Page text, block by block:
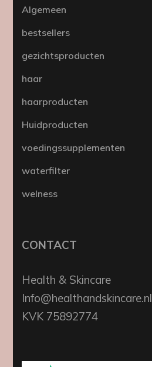
Algemeen
bestsellers
gezichtsproducten
haar
haarproducten
Huidproducten
voedingssupplementen
waterfilter
welness
CONTACT
Health & Skincare
Info@healthandskincare.nl
KVK 75892774